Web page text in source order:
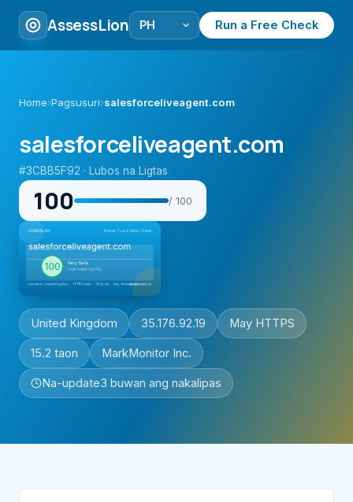
AssessLion Run a Free Check
Home›Pagsusuri›salesforceliveagent.com
salesforceliveagent.com
#3CBB5F92 · Lubos na Ligtas
100 / 100
United Kingdom 35.176.92.19 May HTTPS
15.2 taon MarkMonitor Inc.
Na-update3 buwan ang nakalipas